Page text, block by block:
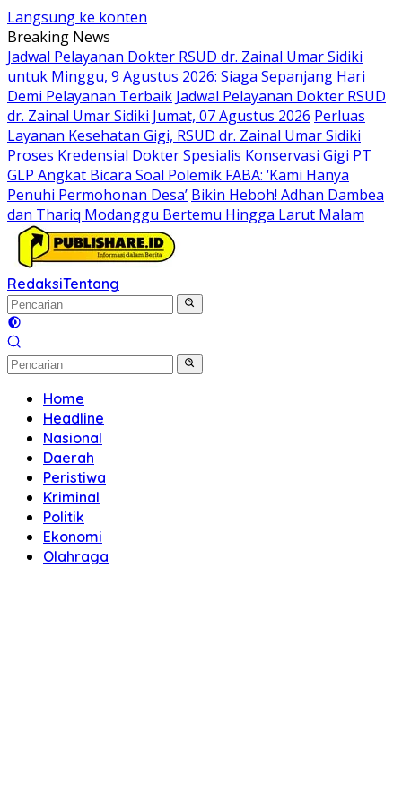
Langsung ke konten
Breaking News
Jadwal Pelayanan Dokter RSUD dr. Zainal Umar Sidiki
untuk Minggu, 9 Agustus 2026: Siaga Sepanjang Hari
Demi Pelayanan Terbaik Jadwal Pelayanan Dokter RSUD
dr. Zainal Umar Sidiki Jumat, 07 Agustus 2026 Perluas
Layanan Kesehatan Gigi, RSUD dr. Zainal Umar Sidiki
Proses Kredensial Dokter Spesialis Konservasi Gigi PT
GLP Angkat Bicara Soal Polemik FABA: ‘Kami Hanya
Penuhi Permohonan Desa’ Bikin Heboh! Adhan Dambea
dan Thariq Modanggu Bertemu Hingga Larut Malam
RedaksiTentang
Home
Headline
Nasional
Daerah
Peristiwa
Kriminal
Politik
Ekonomi
Olahraga